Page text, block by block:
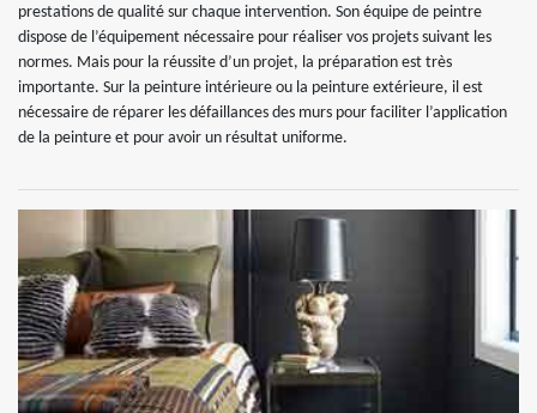
prestations de qualité sur chaque intervention. Son équipe de peintre
dispose de l’équipement nécessaire pour réaliser vos projets suivant les
normes. Mais pour la réussite d’un projet, la préparation est très
importante. Sur la peinture intérieure ou la peinture extérieure, il est
nécessaire de réparer les défaillances des murs pour faciliter l’application
de la peinture et pour avoir un résultat uniforme.